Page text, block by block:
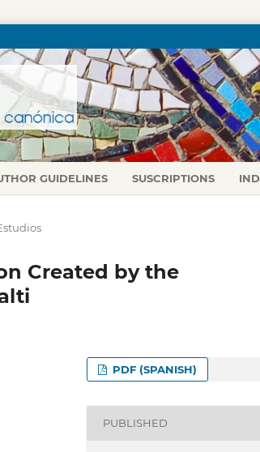
GUIDELINES SUSCRIPTIONS
Created by the
PDF (SPANISH)
PUBLISHED